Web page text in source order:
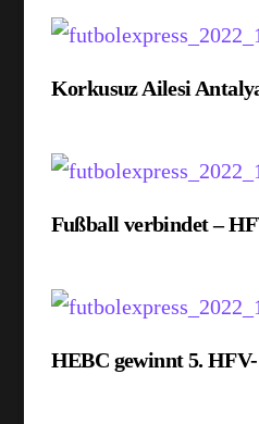
Korkusuz Ailesi
Fußball verbindet –
HEBC gewinnt 5.